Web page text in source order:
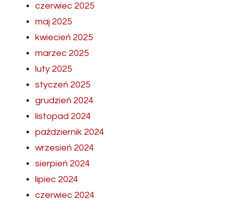
czerwiec 2025
maj 2025
kwiecień 2025
marzec 2025
luty 2025
styczeń 2025
grudzień 2024
listopad 2024
październik 2024
wrzesień 2024
sierpień 2024
lipiec 2024
czerwiec 2024